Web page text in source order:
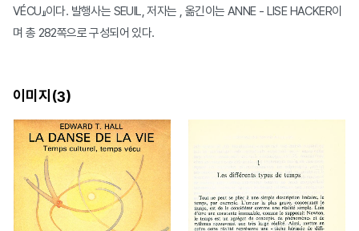
VÉCU』이다. 발행사는 SEUIL, 저자는 , 옮긴이는 ANNE - LISE HACKER이
며 총 282쪽으로 구성되어 있다.
이미지(3)